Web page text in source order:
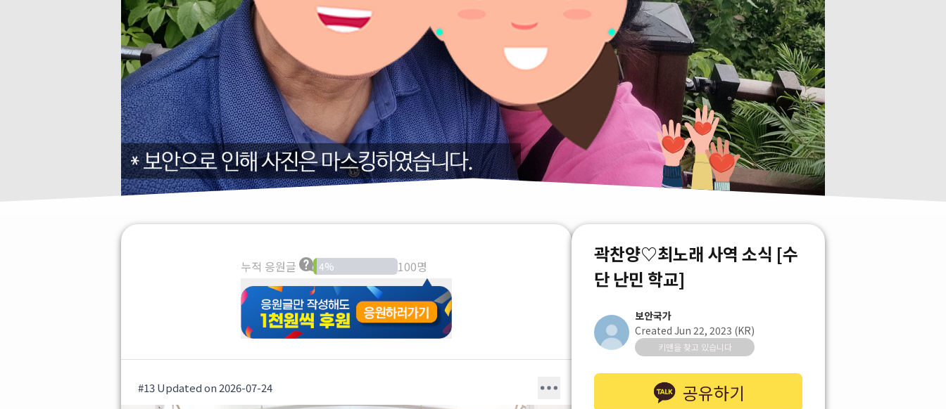
누적 응원글 4% 100명
#13 Updated on 2026-07-24
곽찬양♡최노래 사역 소식 [수
단 난민 학교]
보안국가
Created Jun 22, 2023 (KR)
키맨을 찾고 있습니다
공유하기